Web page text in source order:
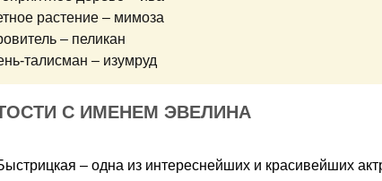
растение – мимоза
– пеликан
талисман – изумруд
С ИМЕНЕМ ЭВЕЛИНА
– одна из интереснейших и красивейших